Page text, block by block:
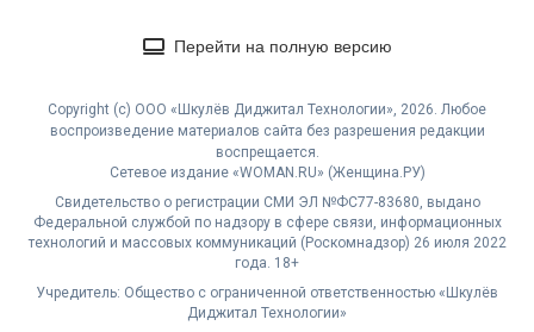
Перейти на полную версию
Copyright (с) ООО «Шкулёв Диджитал Технологии», 2026. Любое
воспроизведение материалов сайта без разрешения редакции
воспрещается.
Сетевое издание «WOMAN.RU» (Женщина.РУ)
Свидетельство о регистрации СМИ ЭЛ №ФС77-83680, выдано
Федеральной службой по надзору в сфере связи, информационных
технологий и массовых коммуникаций (Роскомнадзор) 26 июля 2022
года. 18+
Учредитель: Общество с ограниченной ответственностью «Шкулёв
Диджитал Технологии»